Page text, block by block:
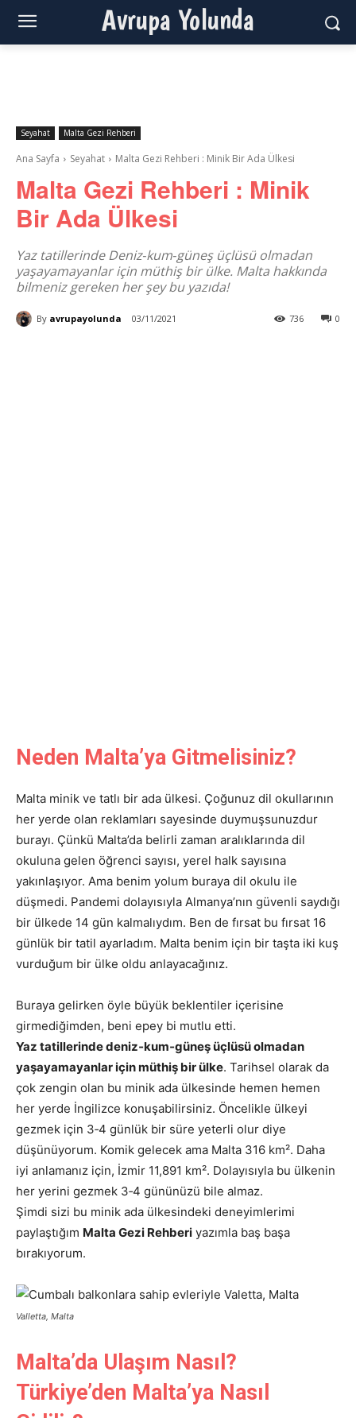
Avrupa Yolunda
Seyahat Malta Gezi Rehberi
Ana Sayfa Seyahat Malta Gezi Rehberi : Minik Bir Ada Ülkesi
Malta Gezi Rehberi : Minik
Bir Ada Ülkesi
Yaz tatillerinde Deniz‑kum‑güneş üçlüsü olmadan
yaşayamayanlar için müthiş bir ülke. Malta hakkında
bilmeniz gereken her şey bu yazıda!
By avrupayolunda 03/11/2021 0
736
Neden Malta’ya Gitmelisiniz?
Malta minik ve tatlı bir ada ülkesi. Çoğunuz dil okullarının
her yerde olan reklamları sayesinde duymuşsunuzdur
burayı. Çünkü Malta’da belirli zaman aralıklarında dil
okuluna gelen öğrenci sayısı, yerel halk sayısına
yakınlaşıyor. Ama benim yolum buraya dil okulu ile
düşmedi. Pandemi dolayısıyla Almanya’nın güvenli saydığı
bir ülkede 14 gün kalmalıydım. Ben de fırsat bu fırsat 16
günlük bir tatil ayarladım. Malta benim için bir taşta iki kuş
vurduğum bir ülke oldu anlayacağınız.
Buraya gelirken öyle büyük beklentiler içerisine
girmediğimden, beni epey bi mutlu etti.
Yaz tatillerinde deniz‑kum‑güneş üçlüsü olmadan
yaşayamayanlar için müthiş bir ülke. Tarihsel olarak da
çok zengin olan bu minik ada ülkesinde hemen hemen
her yerde İngilizce konuşabilirsiniz. Öncelikle ülkeyi
gezmek için 3‑4 günlük bir süre yeterli olur diye
düşünüyorum. Komik gelecek ama Malta 316 km². Daha
iyi anlamanız için, İzmir 11,891 km². Dolayısıyla bu ülkenin
her yerini gezmek 3‑4 gününüzü bile almaz.
Şimdi sizi bu minik ada ülkesindeki deneyimlerimi
paylaştığım Malta Gezi Rehberi yazımla baş başa
bırakıyorum.
Valletta, Malta
Malta’da Ulaşım Nasıl?
Türkiye’den Malta’ya Nasıl